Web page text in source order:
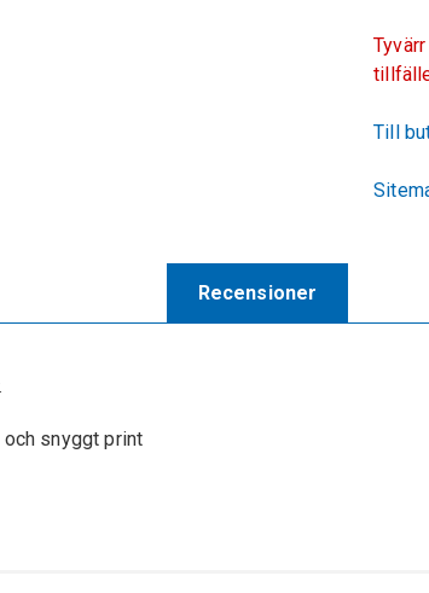
Till
Recensioner
snyggt print